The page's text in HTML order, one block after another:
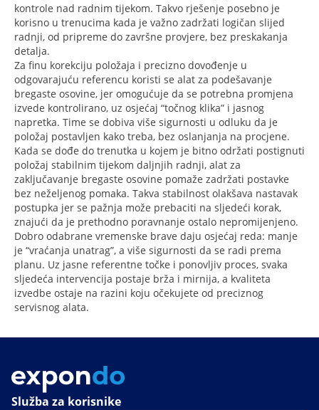
kontrole nad radnim tijekom. Takvo rješenje posebno je
korisno u trenucima kada je važno zadržati logičan slijed
radnji, od pripreme do završne provjere, bez preskakanja
detalja.
Za finu korekciju položaja i precizno dovođenje u
odgovarajuću referencu koristi se alat za podešavanje
bregaste osovine, jer omogućuje da se potrebna promjena
izvede kontrolirano, uz osjećaj “točnog klika” i jasnog
napretka. Time se dobiva više sigurnosti u odluku da je
položaj postavljen kako treba, bez oslanjanja na procjene.
Kada se dođe do trenutka u kojem je bitno održati postignuti
položaj stabilnim tijekom daljnjih radnji, alat za
zaključavanje bregaste osovine pomaže zadržati postavke
bez neželjenog pomaka. Takva stabilnost olakšava nastavak
postupka jer se pažnja može prebaciti na sljedeći korak,
znajući da je prethodno poravnanje ostalo nepromijenjeno.
Dobro odabrane vremenske brave daju osjećaj reda: manje
je “vraćanja unatrag”, a više sigurnosti da se radi prema
planu. Uz jasne referentne točke i ponovljiv proces, svaka
sljedeća intervencija postaje brža i mirnija, a kvaliteta
izvedbe ostaje na razini koju očekujete od preciznog
servisnog alata.
Služba za korisnike